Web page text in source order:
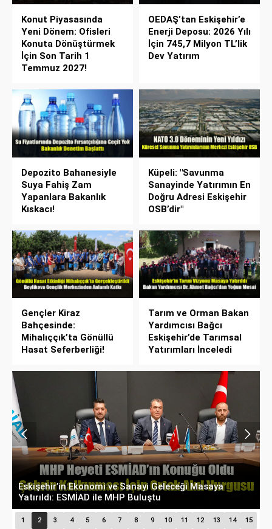
Konut Piyasasında
Yeni Dönem: Ofisleri
Konuta Dönüştürmek
İçin Son Tarih 1
Temmuz 2027!
OEDAŞ’tan Eskişehir’e
Enerji Deposu: 2026 Yılı
İçin 745,7 Milyon TL’lik
Dev Yatırım
Depozito Bahanesiyle
Suya Fahiş Zam
Yapanlara Bakanlık
Kıskacı!
Küpeli: "Savunma
Sanayinde Yatırımın En
Doğru Adresi Eskişehir
OSB’dir"
Gençler Kiraz
Bahçesinde:
Mihalıççık’ta Gönüllü
Hasat Seferberliği!
Tarım ve Orman Bakan
Yardımcısı Bağcı
Eskişehir’de Tarımsal
Yatırımları İnceledi
Belçika’dan Eskişehir’e Ticaret Köprüsü: Belediye
Başkanı Emir Kır MÜSİAD’ı Ziyaret Etti
1 2 3 4 5 6 7 8 9 10 11 12 13 14 15